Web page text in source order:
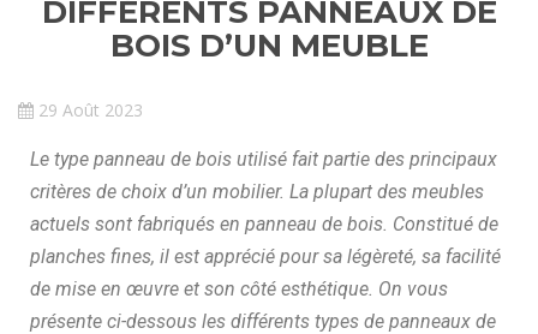
DIFFÉRENTS PANNEAUX DE
BOIS D’UN MEUBLE
29 Août 2023
Le type panneau de bois utilisé fait partie des principaux
critères de choix d’un mobilier. La plupart des meubles
actuels sont fabriqués en panneau de bois. Constitué de
planches fines, il est apprécié pour sa légèreté, sa facilité
de mise en œuvre et son côté esthétique. On vous
présente ci-dessous les différents types de panneaux de